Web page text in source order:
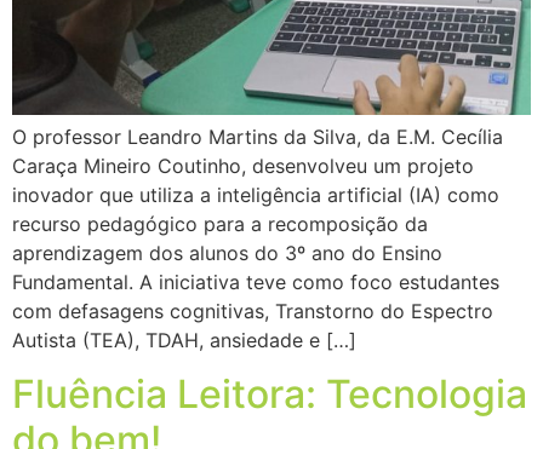
O professor Leandro Martins da Silva, da E.M. Cecília
Caraça Mineiro Coutinho, desenvolveu um projeto
inovador que utiliza a inteligência artificial (IA) como
recurso pedagógico para a recomposição da
aprendizagem dos alunos do 3º ano do Ensino
Fundamental. A iniciativa teve como foco estudantes
com defasagens cognitivas, Transtorno do Espectro
Autista (TEA), TDAH, ansiedade e […]
Fluência Leitora: Tecnologia